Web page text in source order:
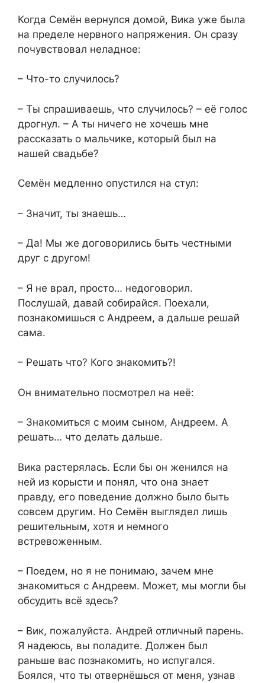
Когда Семён вернулся домой, Вика уже была
на пределе нервного напряжения. Он сразу
почувствовал неладное:
– Что-то случилось?
– Ты спрашиваешь, что случилось? – её голос
дрогнул. – А ты ничего не хочешь мне
рассказать о мальчике, который был на
нашей свадьбе?
Семён медленно опустился на стул:
– Значит, ты знаешь…
– Да! Мы же договорились быть честными
друг с другом!
– Я не врал, просто… недоговорил.
Послушай, давай собирайся. Поехали,
познакомишься с Андреем, а дальше решай
сама.
– Решать что? Кого знакомить?!
Он внимательно посмотрел на неё:
– Знакомиться с моим сыном, Андреем. А
решать… что делать дальше.
Вика растерялась. Если бы он женился на
ней из корысти и понял, что она знает
правду, его поведение должно было быть
совсем другим. Но Семён выглядел лишь
решительным, хотя и немного
встревоженным.
– Поедем, но я не понимаю, зачем мне
знакомиться с Андреем. Может, мы могли бы
обсудить всё здесь?
– Вик, пожалуйста. Андрей отличный парень.
Я надеюсь, вы поладите. Должен был
раньше вас познакомить, но испугался.
Боялся, что ты отвернёшься от меня, узнав